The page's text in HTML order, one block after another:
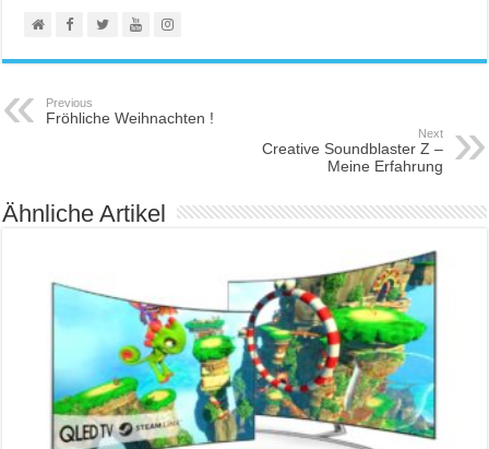
Previous
Fröhliche Weihnachten !
Next
Creative Soundblaster Z –
Meine Erfahrung
Ähnliche Artikel